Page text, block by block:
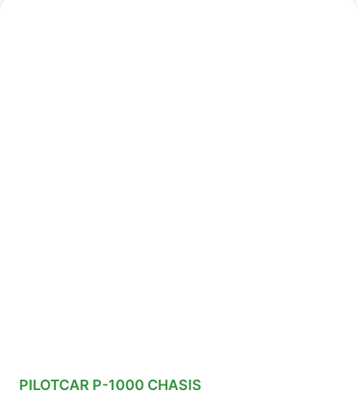
PILOTCAR P-1000 CHASIS